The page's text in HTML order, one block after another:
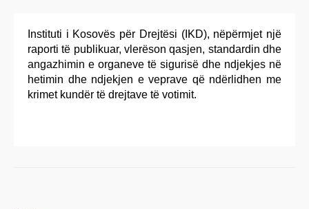
Instituti i Kosovës për Drejtësi (IKD), nëpërmjet një
raporti të publikuar, vlerëson qasjen, standardin dhe
angazhimin e organeve të sigurisë dhe ndjekjes në
hetimin dhe ndjekjen e veprave që ndërlidhen me
krimet kundër të drejtave të votimit.